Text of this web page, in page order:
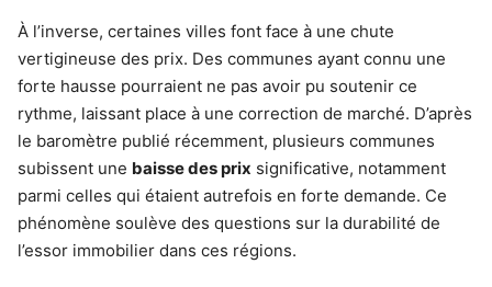
À l’inverse, certaines villes font face à une chute
vertigineuse des prix. Des communes ayant connu une
forte hausse pourraient ne pas avoir pu soutenir ce
rythme, laissant place à une correction de marché. D’après
le baromètre publié récemment, plusieurs communes
subissent une baisse des prix significative, notamment
parmi celles qui étaient autrefois en forte demande. Ce
phénomène soulève des questions sur la durabilité de
l’essor immobilier dans ces régions.